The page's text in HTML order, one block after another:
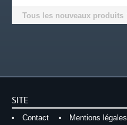
Tous les nouveaux produits
SITE
Contact
Mentions légales